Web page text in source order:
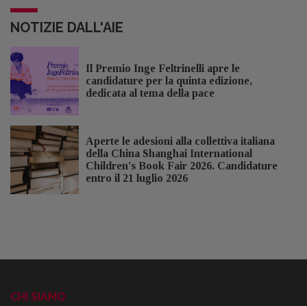
NOTIZIE DALL'AIE
Il Premio Inge Feltrinelli apre le
candidature per la quinta edizione,
dedicata al tema della pace
Aperte le adesioni alla collettiva italiana
della China Shanghai International
Children's Book Fair 2026. Candidature
entro il 21 luglio 2026
CHI SIAMO